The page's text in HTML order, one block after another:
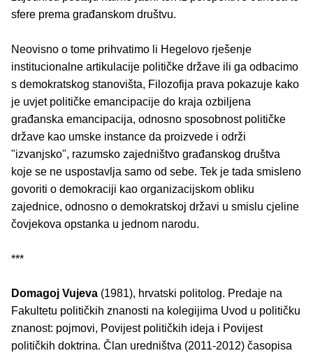
sfere prema građanskom društvu.
Neovisno o tome prihvatimo li Hegelovo rješenje
institucionalne artikulacije političke države ili ga odbacimo
s demokratskog stanovišta, Filozofija prava pokazuje kako
je uvjet političke emancipacije do kraja ozbiljena
građanska emancipacija, odnosno sposobnost političke
države kao umske instance da proizvede i održi
"izvanjsko", razumsko zajedništvo građanskog društva
koje se ne uspostavlja samo od sebe. Tek je tada smisleno
govoriti o demokraciji kao organizacijskom obliku
zajednice, odnosno o demokratskoj državi u smislu cjeline
čovjekova opstanka u jednom narodu.
***
Domagoj Vujeva (1981), hrvatski politolog. Predaje na
Fakultetu političkih znanosti na kolegijima Uvod u političku
znanost: pojmovi, Povijest političkih ideja i Povijest
političkih doktrina. Član uredništva (2011-2012) časopisa